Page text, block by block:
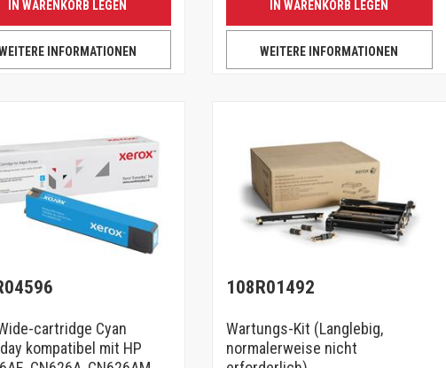
IN WARENKORB LEGEN
INFORMATIONEN
IN WARENKORB LEGEN
WEITERE INFORMATIONEN
cartridge Cyan
kompatibel mit HP
108R01492
Wartungs-Kit (Langlebig,
normalerweise nicht